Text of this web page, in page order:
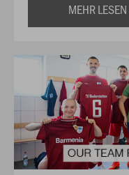
MEHR LESEN